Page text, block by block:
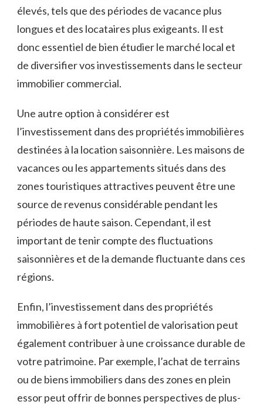
élevés, ​tels que des périodes⁢ de vacance plus
longues​ et des locataires plus exigeants.‍ Il est
donc⁢ essentiel ​de ‌bien⁤ étudier ⁤le marché local et
de diversifier vos investissements dans le secteur
immobilier commercial.
Une ‌autre option à considérer ⁤est
l’investissement⁤ dans des propriétés immobilières
destinées à la location saisonnière. Les maisons de
vacances ou ‌les appartements‍ situés dans des
zones touristiques ⁤attractives peuvent être une
source ⁤de revenus considérable pendant les​
périodes⁣ de haute saison. Cependant, il est‍
important de tenir compte des fluctuations
saisonnières⁢ et de la demande fluctuante dans ces
régions.
Enfin, l’investissement ‍dans des propriétés
immobilières à fort potentiel de valorisation peut
également ⁢contribuer à⁣ une ⁤croissance durable de
⁣votre ‍patrimoine. Par⁣ exemple, ‌l’achat‌ de terrains
ou​ de biens ⁤immobiliers dans des zones en⁢ plein
essor peut offrir‌ de bonnes perspectives de plus-